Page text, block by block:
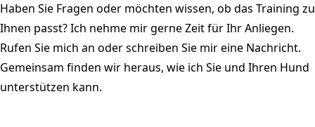
Haben Sie Fragen oder möchten wissen, ob das Training zu
Ihnen passt? Ich nehme mir gerne Zeit für Ihr Anliegen.
Rufen Sie mich an oder schreiben Sie mir eine Nachricht.
Gemeinsam finden wir heraus, wie ich Sie und Ihren Hund
unterstützen kann.